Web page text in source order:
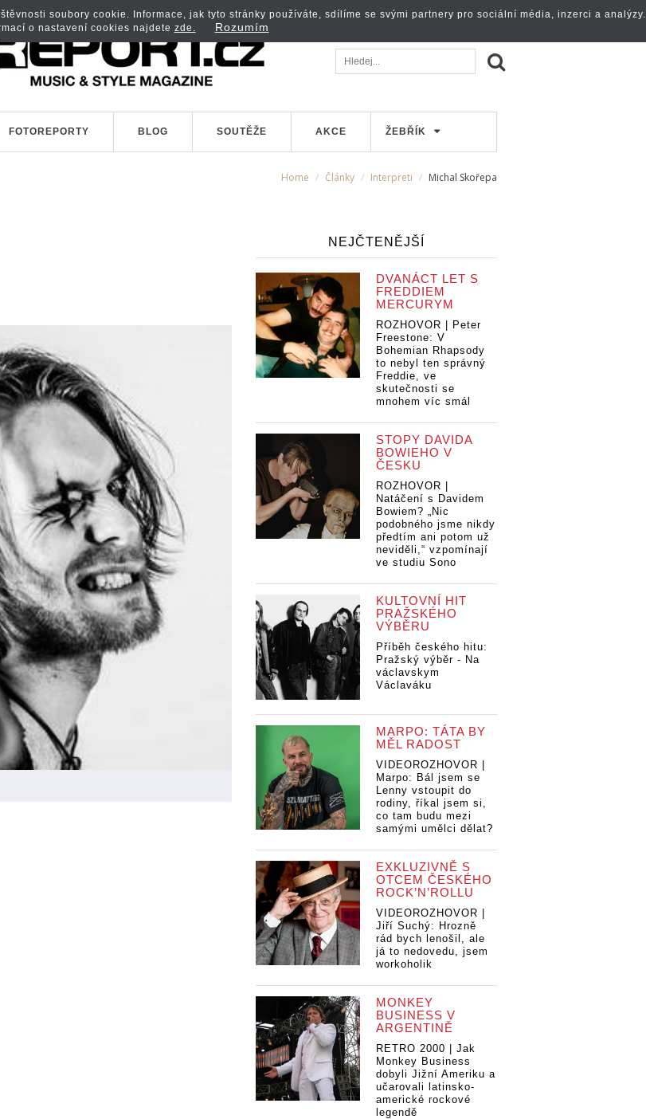
FOTOREPORTY BLOG SOUTĚŽE AKCE ŽEBŘÍK
Home Články Interpreti Michal Skořepa
NEJČTENĚJŠÍ
DVANÁCT LET S
FREDDIEM
MERCURYM
ROZHOVOR | Peter
Freestone: V
Bohemian Rhapsody
to nebyl ten správný
Freddie, ve
skutečnosti se
mnohem víc smál
STOPY DAVIDA
BOWIEHO V
ČESKU
ROZHOVOR |
Natáčení s Davidem
Bowiem? „Nic
podobného jsme nikdy
předtím ani potom už
neviděli,“ vzpomínají
ve studiu Sono
KULTOVNÍ HIT
PRAŽSKÉHO
VÝBĚRU
Příběh českého hitu:
Pražský výběr - Na
václavskym
Václaváku
MARPO: TÁTA BY
MĚL RADOST
VIDEOROZHOVOR |
Marpo: Bál jsem se
Lenny vstoupit do
rodiny, říkal jsem si,
co tam budu mezi
samými umělci dělat?
EXKLUZIVNĚ S
OTCEM ČESKÉHO
ROCK’N’ROLLU
VIDEOROZHOVOR |
Jiří Suchý: Hrozně
rád bych lenošil, ale
já to nedovedu, jsem
workoholik
MONKEY
BUSINESS V
ARGENTINĚ
RETRO 2000 | Jak
Monkey Business
dobyli Jižní Ameriku a
učarovali latinsko-
americké rockové
legendě
soubory cookie. Informace, jak tyto stránky používáte, sdílíme se svými partnery pro sociální média, inzerci a analýzy.
o nastavení cookies najdete zde. Rozumím